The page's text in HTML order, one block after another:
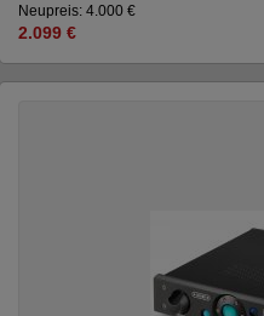
Neupreis: 4.000 €
2.099 €